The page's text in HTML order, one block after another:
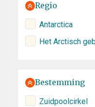
Regio
Antarctica
Het Arctisch
Bestemming
Zuidpoolcirkel